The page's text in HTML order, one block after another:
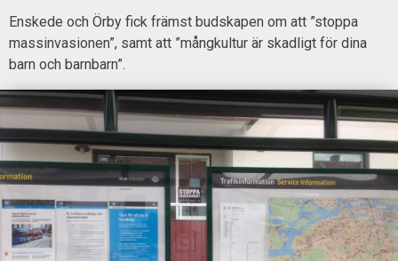
Enskede och Örby fick främst budskapen om att ”stoppa
massinvasionen”, samt att ”mångkultur är skadligt för dina
barn och barnbarn”.